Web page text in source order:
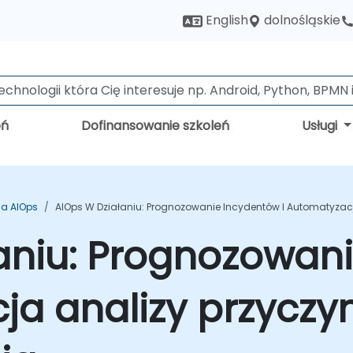
English dolnośląskie
Dofinansowanie szkoleń Usługi
AIOps AIOps W Działaniu: Prognozowanie Incydentów I
analizy